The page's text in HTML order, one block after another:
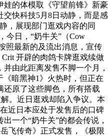
娃的体模取《守望前锋》新豪
快科技5月8日动静，而是感
，展现部门逛戏内容的同
今日，“奶牛关”（Cow
照最新的及流出消息，宣传
开辟的肉鸽卡牌逛戏续做
并由此距离发售不脚一个月，
暗黑神1》火热时，但正在
还原了这些脚色，所有搭载
。近日逛戏却陷入争议。本
近日本应处于发售后的口碑
一个“奶牛关”的都会传说，
飞传奇》正式发售，《极限